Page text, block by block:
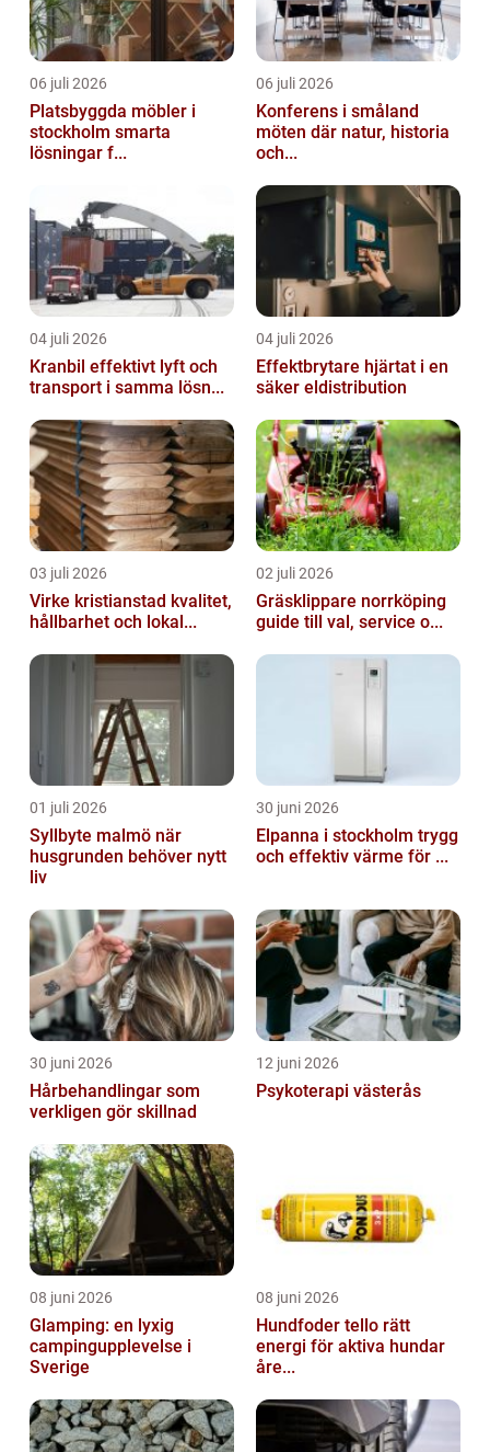
06 juli 2026
Platsbyggda möbler i
stockholm smarta
lösningar f...
06 juli 2026
Konferens i småland
möten där natur, historia
och...
04 juli 2026
Kranbil effektivt lyft och
transport i samma lösn...
04 juli 2026
Effektbrytare hjärtat i en
säker eldistribution
03 juli 2026
Virke kristianstad kvalitet,
hållbarhet och lokal...
02 juli 2026
Gräsklippare norrköping
guide till val, service o...
01 juli 2026
Syllbyte malmö när
husgrunden behöver nytt
liv
30 juni 2026
Elpanna i stockholm trygg
och effektiv värme för ...
30 juni 2026
Hårbehandlingar som
verkligen gör skillnad
12 juni 2026
Psykoterapi västerås
08 juni 2026
Glamping: en lyxig
campingupplevelse i
Sverige
08 juni 2026
Hundfoder tello rätt
energi för aktiva hundar
åre...